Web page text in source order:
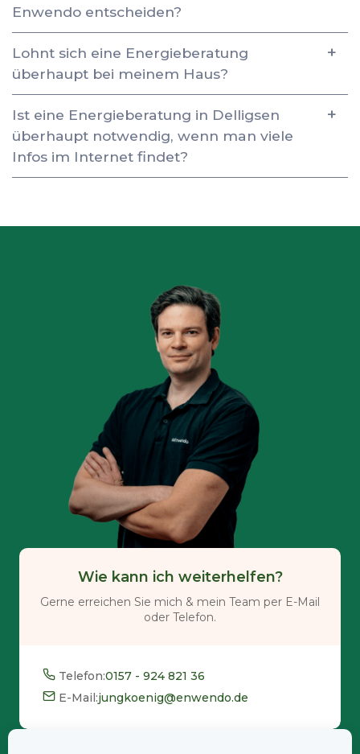
Enwendo entscheiden?
Lohnt sich eine Energieberatung
überhaupt bei meinem Haus?
Ist eine Energieberatung in Delligsen
überhaupt notwendig, wenn man viele
Infos im Internet findet?
Wie kann ich weiterhelfen?
Gerne erreichen Sie mich & mein Team per E-Mail
oder Telefon.
Telefon:0157 - 924 821 36
E-Mail:jungkoenig@enwendo.de